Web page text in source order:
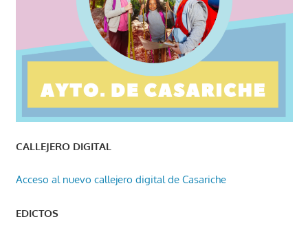
CALLEJERO DIGITAL
Acceso al nuevo callejero digital de Casariche
EDICTOS